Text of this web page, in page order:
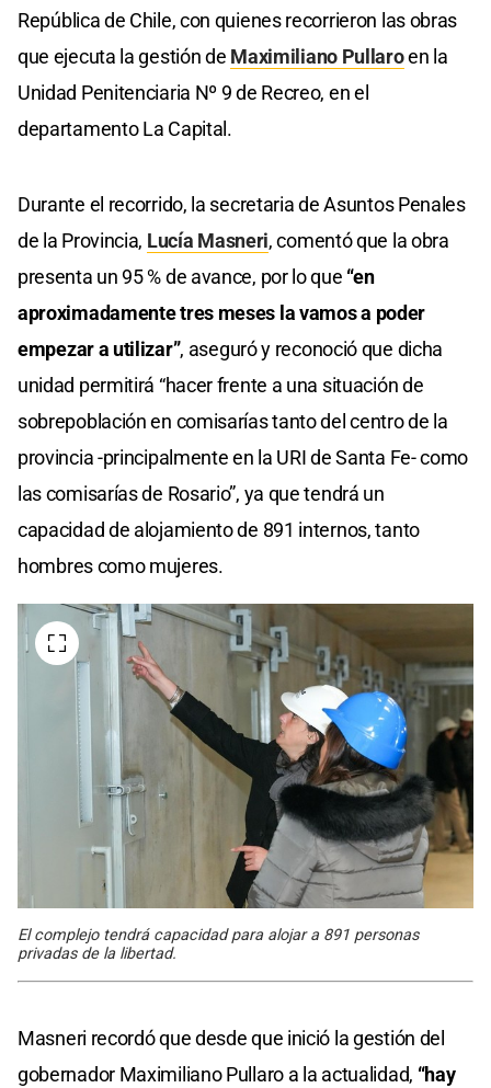
República de Chile, con quienes recorrieron las obras
que ejecuta la gestión de Maximiliano Pullaroen la
Unidad Penitenciaria Nº 9 de Recreo, en el
departamento La Capital.
Durante el recorrido, la secretaria de Asuntos Penales
de la Provincia, Lucía Masneri, comentó que la obra
presenta un 95 % de avance, por lo que “en
aproximadamente tres meses la vamos a poder
empezar a utilizar”, aseguró y reconoció que dicha
unidad permitirá “hacer frente a una situación de
sobrepoblación en comisarías tanto del centro de la
provincia -principalmente en la URI de Santa Fe- como
las comisarías de Rosario”, ya que tendrá un
capacidad de alojamiento de 891 internos, tanto
hombres como mujeres.
El complejo tendrá capacidad para alojar a 891 personas
privadas de la libertad.
Masneri recordó que desde que inició la gestión del
gobernador Maximiliano Pullaro a la actualidad, “hay